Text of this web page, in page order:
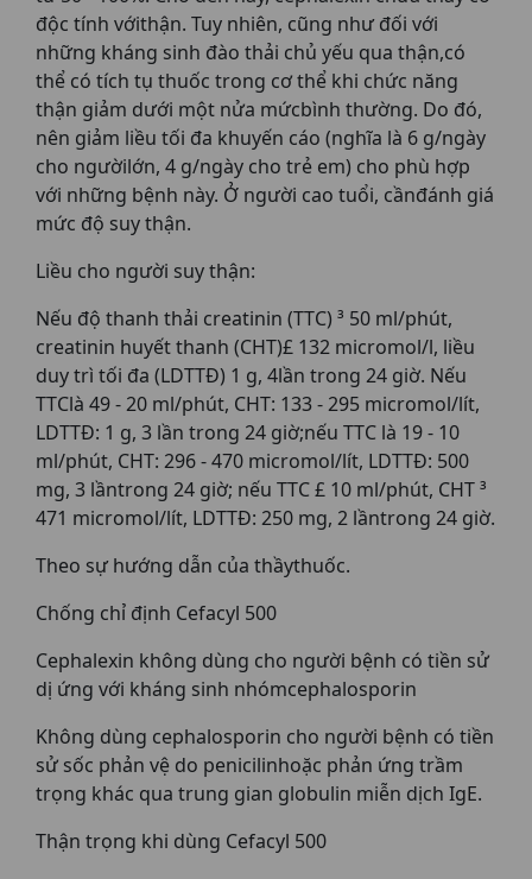
độc tính vớithận. Tuy nhiên, cũng như đối với
những kháng sinh đào thải chủ yếu qua thận,có
thể có tích tụ thuốc trong cơ thể khi chức năng
thận giảm dưới một nửa mứcbình thường. Do đó,
nên giảm liều tối đa khuyến cáo (nghĩa là 6 g/ngày
cho ngườilớn, 4 g/ngày cho trẻ em) cho phù hợp
với những bệnh này. Ở người cao tuổi, cầnđánh giá
mức độ suy thận.
Liều cho người suy thận:
Nếu độ thanh thải creatinin (TTC) ³ 50 ml/phút,
creatinin huyết thanh (CHT)£ 132 micromol/l, liều
duy trì tối đa (LDTTÐ) 1 g, 4lần trong 24 giờ. Nếu
TTClà 49 - 20 ml/phút, CHT: 133 - 295 micromol/lít,
LDTTÐ: 1 g, 3 lần trong 24 giờ;nếu TTC là 19 - 10
ml/phút, CHT: 296 - 470 micromol/lít, LDTTÐ: 500
mg, 3 lầntrong 24 giờ; nếu TTC £ 10 ml/phút, CHT ³
471 micromol/lít, LDTTÐ: 250 mg, 2 lầntrong 24 giờ.
Theo sự hướng dẫn của thầythuốc.
Chống chỉ định Cefacyl 500
Cephalexin không dùng cho người bệnh có tiền sử
dị ứng với kháng sinh nhómcephalosporin
Không dùng cephalosporin cho người bệnh có tiền
sử sốc phản vệ do penicilinhoặc phản ứng trầm
trọng khác qua trung gian globulin miễn dịch IgE.
Thận trọng khi dùng Cefacyl 500